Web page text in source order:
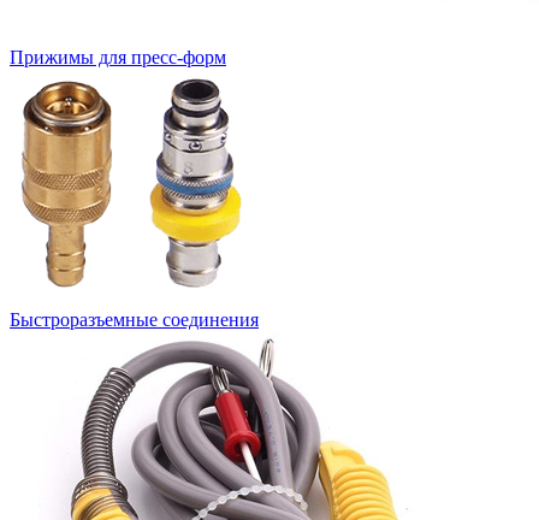
Прижимы для пресс-форм
Быстроразъемные соединения